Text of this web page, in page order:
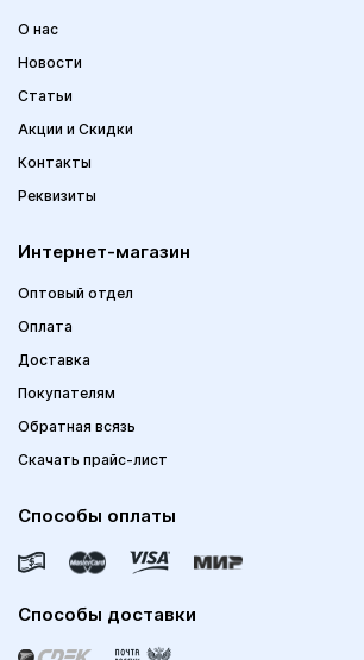
О нас
Новости
Статьи
Акции и Скидки
Контакты
Реквизиты
Интернет-магазин
Оптовый отдел
Оплата
Доставка
Покупателям
Обратная всязь
Скачать прайс-лист
Способы оплаты
Способы доставки